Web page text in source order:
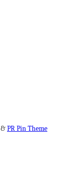
&PR Pin Theme